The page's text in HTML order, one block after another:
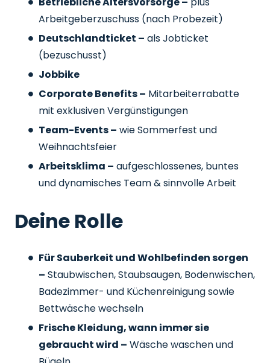
Arbeitgeberzuschuss (nach Probezeit)
Deutschlandticket – als Jobticket
(bezuschusst)
Jobbike
Corporate Benefits – Mitarbeiterrabatte
mit exklusiven Vergünstigungen
Team-Events – wie Sommerfest und
Weihnachtsfeier
Arbeitsklima – aufgeschlossenes, buntes
und dynamisches Team & sinnvolle Arbeit
Deine Rolle
Für Sauberkeit und Wohlbefinden sorgen
– Staubwischen, Staubsaugen, Bodenwischen,
Badezimmer- und Küchenreinigung sowie
Bettwäsche wechseln
Frische Kleidung, wann immer sie
gebraucht wird – Wäsche waschen und